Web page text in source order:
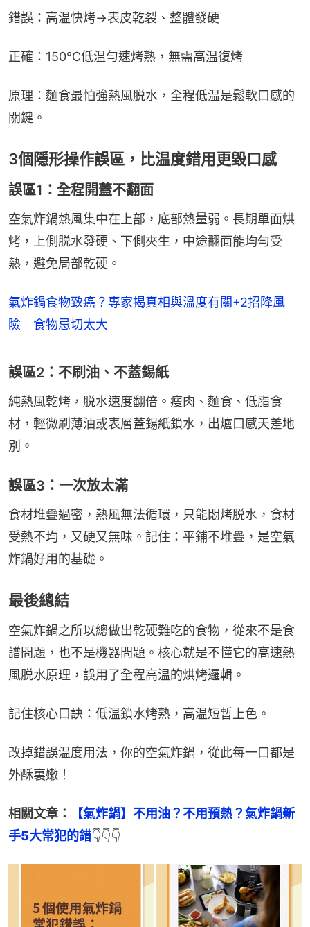
錯誤：高温快烤→表皮乾裂、整體發硬
正確：150℃低温勻速烤熟，無需高温復烤
原理：麵食最怕強熱風脱水，全程低温是鬆軟口感的
關鍵。
3個隱形操作誤區，比温度錯用更毀口感
誤區1：全程開蓋不翻面
空氣炸鍋熱風集中在上部，底部熱量弱。長期單面烘
烤，上側脱水發硬、下側夾生，中途翻面能均勻受
熱，避免局部乾硬。
氣炸鍋食物致癌？專家揭真相與溫度有關+2招降風
險 食物忌切太大
誤區2：不刷油、不蓋錫紙
純熱風乾烤，脱水速度翻倍。瘦肉、麵食、低脂食
材，輕微刷薄油或表層蓋錫紙鎖水，出爐口感天差地
別。
誤區3：一次放太滿
食材堆疊過密，熱風無法循環，只能悶烤脱水，食材
受熱不均，又硬又無味。記住：平鋪不堆疊，是空氣
炸鍋好用的基礎。
最後總結
空氣炸鍋之所以總做出乾硬難吃的食物，從來不是食
譜問題，也不是機器問題。核心就是不懂它的高速熱
風脱水原理，誤用了全程高温的烘烤邏輯。
記住核心口訣：低温鎖水烤熟，高温短暫上色。
改掉錯誤温度用法，你的空氣炸鍋，從此每一口都是
外酥裏嫩！
相關文章：
【氣炸鍋】不用油？不用預熱？氣炸鍋新
手5大常犯的錯👇👇👇